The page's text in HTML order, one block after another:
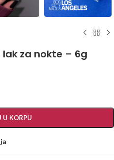
lak za nokte – 6g
U KORPU